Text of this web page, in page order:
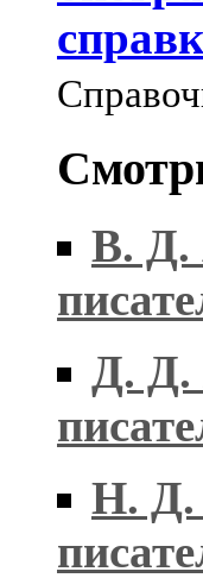
В. Д.
Д. Д.
Н. Д.